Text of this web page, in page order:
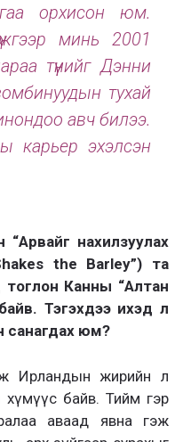
орхисон юм.
минь 2001
түүнийг Дэнни
тухай
авч билээ.
карьер эхэлсэн
нахилзуулах
the Barley”) та
Канны “Алтан
Тэгэхдээ ихэд л
санагдах юм?
Ирландын жирийн л
байв. Тийм гэр
аваад явна гэж